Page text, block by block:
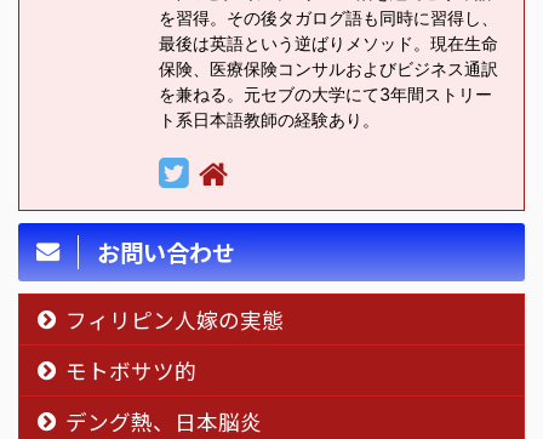
を習得。その後タガログ語も同時に習得し、
最後は英語という逆ばりメソッド。現在生命
保険、医療保険コンサルおよびビジネス通訳
を兼ねる。元セブの大学にて3年間ストリー
ト系日本語教師の経験あり。
お問い合わせ
フィリピン人嫁の実態
モトボサツ的
デング熱、日本脳炎